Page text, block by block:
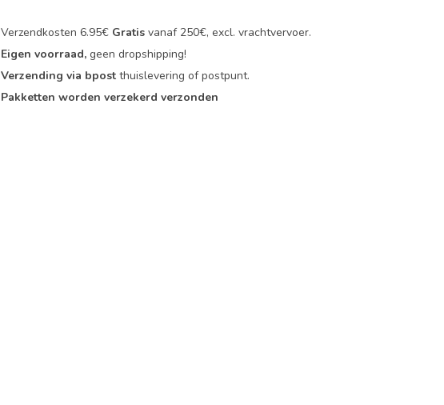
Verzendkosten 6.95€ Gratis vanaf 250€, excl. vrachtvervoer.
Eigen voorraad,geen dropshipping!
Verzending via bpostthuislevering of postpunt.
Pakketten worden verzekerd verzonden